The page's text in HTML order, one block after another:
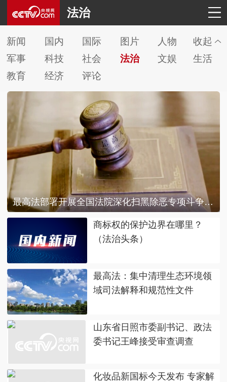
法治
新闻 国内 国际 图片 人物
收起
军事
科技 社会 法治 文娱
生活
教育
经济 评论
最高法部署开展全国法院深化扫黑除恶专项斗争工作
商标权的保护边界在哪里？
（法治头条）
最高法：集中清理生态环境领
域司法解释和规范性文件
山东省日照市委副书记、政法
委书记王峰接受审查调查
化妆品新国标今天发布 专家解